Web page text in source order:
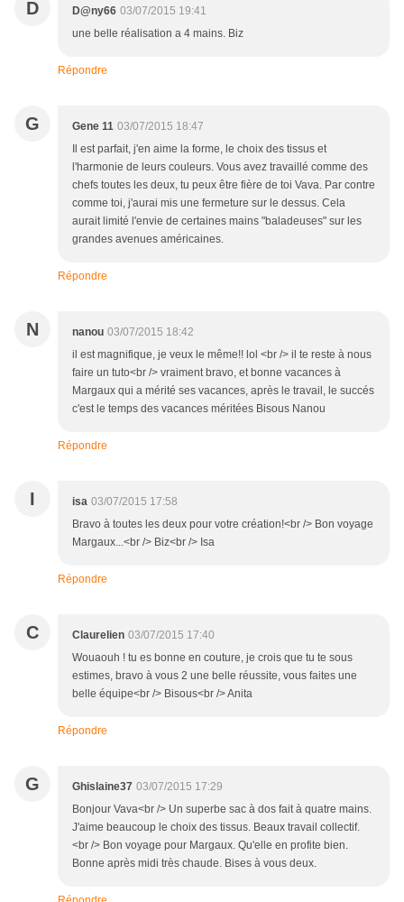
D D@ny66 03/07/2015 19:41
une belle réalisation a 4 mains. Biz
Répondre
G Gene 11 03/07/2015 18:47
Il est parfait, j'en aime la forme, le choix des tissus et
l'harmonie de leurs couleurs. Vous avez travaillé comme des
chefs toutes les deux, tu peux être fière de toi Vava. Par contre
comme toi, j'aurai mis une fermeture sur le dessus. Cela
aurait limité l'envie de certaines mains "baladeuses" sur les
grandes avenues américaines.
Répondre
N nanou 03/07/2015 18:42
il est magnifique, je veux le même!! lol <br /> il te reste à nous
faire un tuto<br /> vraiment bravo, et bonne vacances à
Margaux qui a mérité ses vacances, après le travail, le succés
c'est le temps des vacances méritées Bisous Nanou
Répondre
I isa 03/07/2015 17:58
Bravo à toutes les deux pour votre création!<br /> Bon voyage
Margaux...<br /> Biz<br /> Isa
Répondre
C Claurelien 03/07/2015 17:40
Wouaouh ! tu es bonne en couture, je crois que tu te sous
estimes, bravo à vous 2 une belle réussite, vous faites une
belle équipe<br /> Bisous<br /> Anita
Répondre
G Ghislaine37 03/07/2015 17:29
Bonjour Vava<br /> Un superbe sac à dos fait à quatre mains.
J'aime beaucoup le choix des tissus. Beaux travail collectif.
<br /> Bon voyage pour Margaux. Qu'elle en profite bien.
Bonne après midi très chaude. Bises à vous deux.